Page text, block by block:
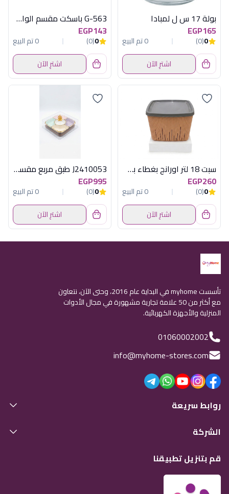
بولة 17 س ل لمبادا
EGP165
0
(0)
0 تم البيع
اشترِ الآن
G-563 باسكت مقسم الوان سابرينا جوندول
EGP143
0
(0)
0 تم البيع
اشترِ الآن
سبت 18 لتر اورانج بغطاء بني هيريفين
EGP260
0
(0)
0 تم البيع
اشترِ الآن
J2410053 طبق مربع مقسم بورسلين أكسفورد
EGP995
0
(0)
0 تم البيع
اشترِ الآن
تأسست myhome في البداية عام 2016، وحتى الآن، نتعاون
مع أكثر من 50 علامة تجارية مشهورة في مجال الأدوات
المنزلية والأجهزة الكهربائية.
01060002002
info@myhome-stores.com
روابط سريعة
الشركة
قم بتنزيل تطبيقنا